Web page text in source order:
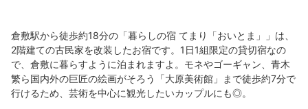
倉敷駅から徒歩約18分の「暮らしの宿 てまり「おいとま」」は、
2階建ての古民家を改装したお宿です。1日1組限定の貸切宿なの
で、倉敷に暮らすように泊まれますよ。モネやゴーギャン、青木
繁ら国内外の巨匠の絵画がそろう「大原美術館」まで徒歩約7分で
行けるため、芸術を中心に観光したいカップルにも◎。